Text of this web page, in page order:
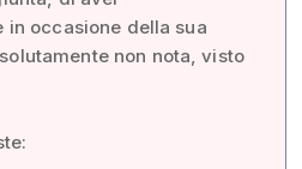
in occasione della sua
non nota, visto